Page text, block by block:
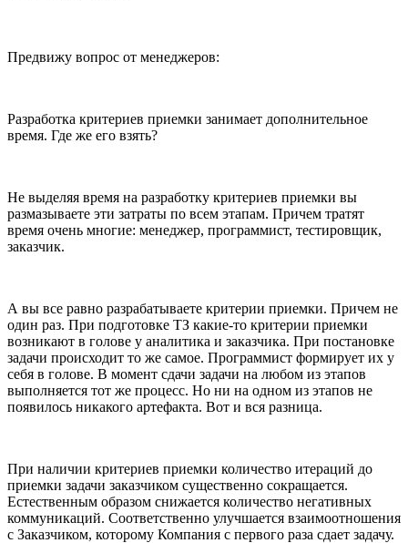
Предвижу вопрос от менеджеров:
Разработка критериев приемки занимает дополнительное
время. Где же его взять?
Не выделяя время на разработку критериев приемки вы
размазываете эти затраты по всем этапам. Причем тратят
время очень многие: менеджер, программист, тестировщик,
заказчик.
А вы все равно разрабатываете критерии приемки. Причем не
один раз. При подготовке ТЗ какие-то критерии приемки
возникают в голове у аналитика и заказчика. При постановке
задачи происходит то же самое. Программист формирует их у
себя в голове. В момент сдачи задачи на любом из этапов
выполняется тот же процесс. Но ни на одном из этапов не
появилось никакого артефакта. Вот и вся разница.
При наличии критериев приемки количество итераций до
приемки задачи заказчиком существенно сокращается.
Естественным образом снижается количество негативных
коммуникаций. Соответственно улучшается взаимоотношения
с Заказчиком, которому Компания с первого раза сдает задачу.